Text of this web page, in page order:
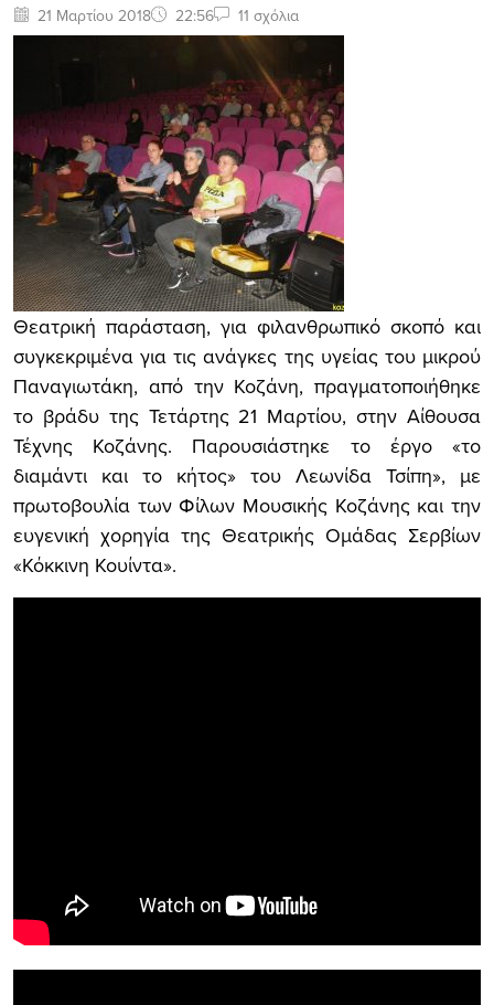
21 Μαρτίου 2018 22:56 11 σχόλια
Θεατρική παράσταση, για φιλανθρωπικό σκοπό και
συγκεκριμένα για τις ανάγκες της υγείας του μικρού
Παναγιωτάκη, από την Κοζάνη, πραγματοποιήθηκε
το βράδυ της Τετάρτης 21 Μαρτίου, στην Αίθουσα
Τέχνης Κοζάνης. Παρουσιάστηκε το έργο «το
διαμάντι και το κήτος» του Λεωνίδα Τσίπη», με
πρωτοβουλία των Φίλων Μουσικής Κοζάνης και την
ευγενική χορηγία της Θεατρικής Ομάδας Σερβίων
«Κόκκινη Κουίντα».